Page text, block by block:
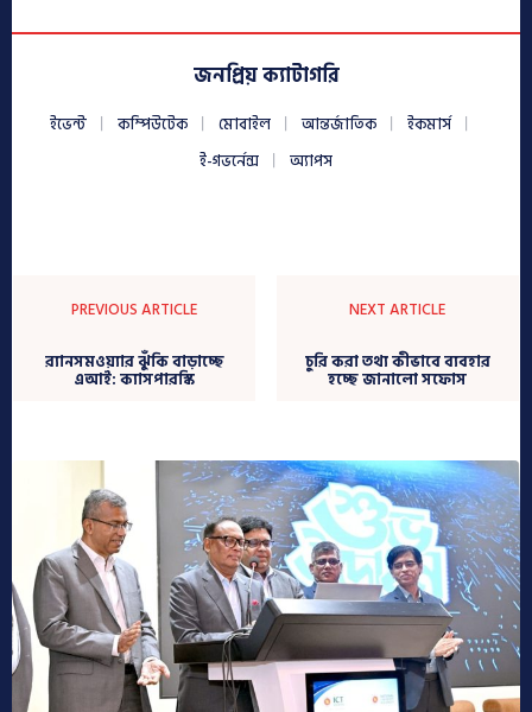
জনপ্রিয় ক্যাটাগরি
ইভেন্ট কম্পিউটেক মোবাইল আন্তর্জাতিক
ইকমার্স
ই-গভর্নেন্স
অ্যাপস
PREVIOUS ARTICLE
র‍্যানসমওয়্যার ঝুঁকি বাড়াচ্ছে
এআই: ক্যাসপারস্কি
NEXT ARTICLE
চুরি করা তথ্য কীভাবে ব্যবহার
হচ্ছে জানালো সফোস